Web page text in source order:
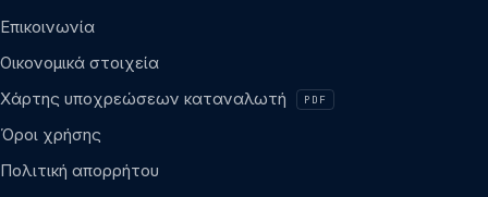
Επικοινωνία
Οικονομικά στοιχεία
Χάρτης υποχρεώσεων καταναλωτή
PDF — ανοίγει σε νέα
Όροι χρήσης
Πολιτική απορρήτου